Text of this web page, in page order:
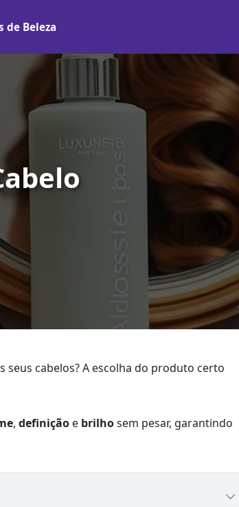
de Beleza
seus cabelos? A escolha do produto certo
, definição e brilhosem pesar, garantindo